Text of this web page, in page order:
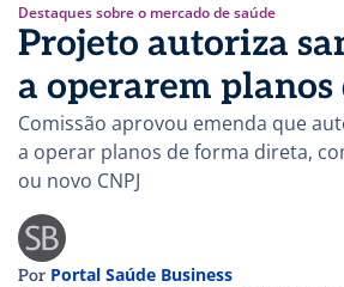
Destaques sobre o mercado de saúde
Projeto autoriza
a operarem planos
Comissão aprovou emenda que
a operar planos de forma direta,
ou novo CNPJ
Por Portal Saúde Business